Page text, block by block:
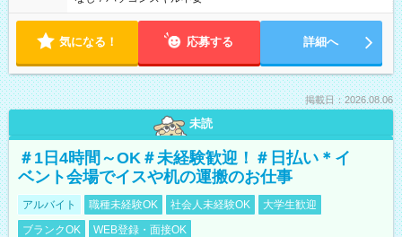
気になる！ 応募する 詳細へ
掲載日：2026.08.06
未読
＃1日4時間～OK＃未経験歓迎！＃日払い＊イ
ベント会場でイスや机の運搬のお仕事
アルバイト 職種未経験OK 社会人未経験OK
大学生歓迎
ブランクOK
WEB登録・面接OK